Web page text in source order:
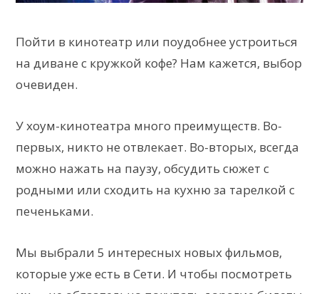
Пойти в кинотеатр или поудобнее устроиться
на диване с кружкой кофе? Нам кажется, выбор
очевиден.
У хоум-кинотеатра много преимуществ. Во-
первых, никто не отвлекает. Во-вторых, всегда
можно нажать на паузу, обсудить сюжет с
родными или сходить на кухню за тарелкой с
печеньками.
Мы выбрали 5 интересных новых фильмов,
которые уже есть в Сети. И чтобы посмотреть